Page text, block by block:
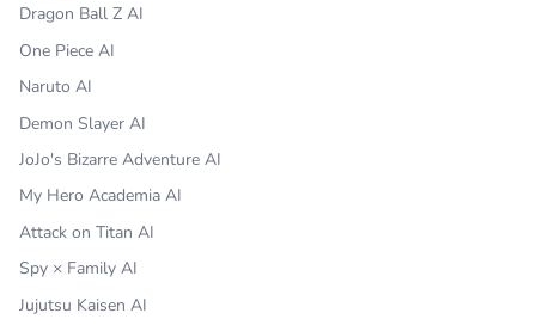
Dragon Ball Z AI
One Piece AI
Naruto AI
Demon Slayer AI
JoJo's Bizarre Adventure AI
My Hero Academia AI
Attack on Titan AI
Spy × Family AI
Jujutsu Kaisen AI